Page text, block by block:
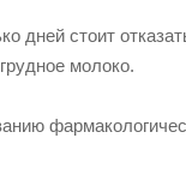
дней стоит
молоко.